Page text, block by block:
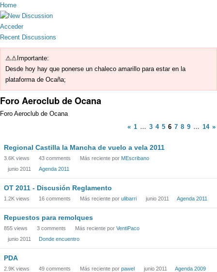
Home
Acceder
Recent Discussions
⚠⚠Importante:
Desde hoy hay que ponerse un chaleco amarillo para estar en la
plataforma de Ocaña;
Foro Aeroclub de Ocana
Foro Aeroclub de Ocana
« 1 … 3 4 5 6 7 8 9 … 14 »
Regional Castilla la Mancha de vuelo a vela 2011
3.6K views 43 comments Más reciente por MEscribano
junio 2011
Agenda 2011
OT 2011 - Discusión Reglamento
1.2K views 16 comments Más reciente por ulibarri junio 2011 Agenda 2011
Repuestos para remolques
855 views 3 comments Más reciente por VentiPaco
junio 2011
Donde encuentro
PDA
2.9K views 49 comments Más reciente por pawel junio 2011 Agenda 2009